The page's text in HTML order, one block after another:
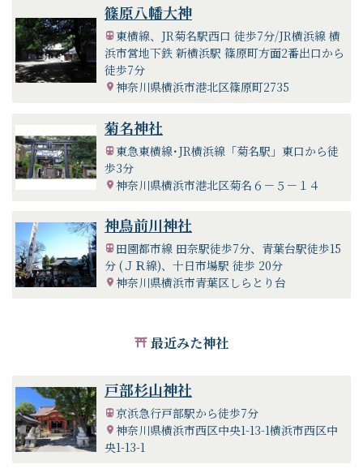
諸事泰平の国本を培養せられ、国治家斎の法を授け給ふ。知
謀悟道の祖を開き、国利民福を念とし、自を苦反し以て他を
憐み給ふ。即ち当地開拓の先哲達人先ず此の大神を奉祀し、
鎮護祈願せんため勧請せしなり。
（別名 大国主命（おおくにぬしの
みこと）の名でも知られる出雲の
神。
栄、病気平癒など広い御神徳を併せ
創建
当神社創建は飛鳥時代 白鳳三年
（紀元一三一二年、西暦六五二年）
に出雲大社の御分霊を歓請したのが
初めと伝えられ、横浜旧市内最古の
成就 商売繁盛 渡航安全
御朱印 やっている
篠原八幡大神
東横線、JR菊名駅西口 徒歩7分/JR横浜線 横
浜市営地下鉄 新横浜駅 篠原町方面2番出口から
徒歩7分
神奈川県横浜市港北区篠原町2735
菊名神社
東急東横線･JR横浜線「菊名駅」東口から徒
歩3分
神奈川県横浜市港北区菊名６－５－１４
神鳥前川神社
田園都市線 田奈駅徒歩7分、青葉台駅徒歩15
分 (ＪＲ線)、十日市場駅 徒歩 20分
神奈川県横浜市青葉区しらとり台
最近みた神社
戸部杉山神社
京浜急行戸部駅から徒歩7分
神奈川県横浜市西区中央1-13-1横浜市西区中
央1-13-1